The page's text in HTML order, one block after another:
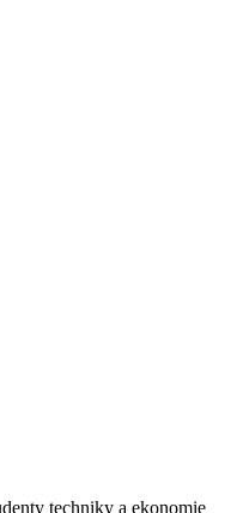
techniky a ekonomie